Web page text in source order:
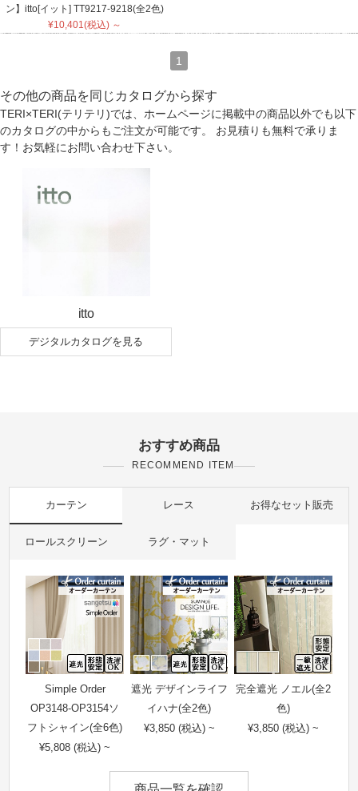
ン】itto[イット] TT9217-9218(全2色)
¥10,401(税込) ～
1
その他の商品を同じカタログから探す
TERI×TERI(テリテリ)では、ホームページに掲載中の商品以外でも以下
のカタログの中からもご注文が可能です。 お見積りも無料で承りま
す！お気軽にお問い合わせ下さい。
itto
デジタルカタログを見る
おすすめ商品
RECOMMEND ITEM
カーテン レース お得なセット販売
ロールスクリーン ラグ・マット
Simple Order
OP3148-OP3154ソ
フトシャイン(全6色)
¥5,808 (税込) ~
遮光 デザインライフ
イハナ(全2色)
¥3,850 (税込) ~
完全遮光 ノエル(全2
色)
¥3,850 (税込) ~